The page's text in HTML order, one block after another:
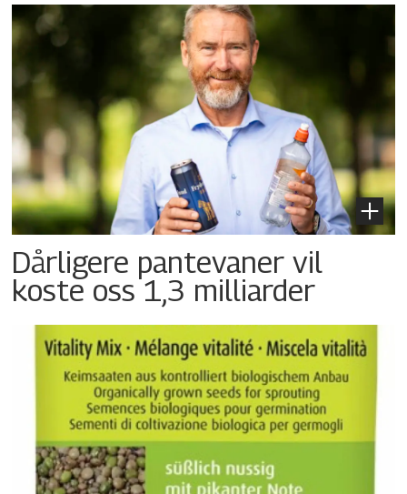
Dårligere pantevaner vil
koste oss 1,3 milliarder